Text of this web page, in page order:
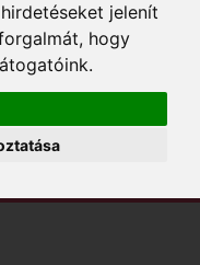
jelenít
hogy